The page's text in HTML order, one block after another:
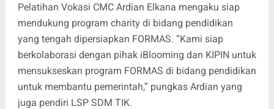
Pelatihan Vokasi CMC Ardian Elkana mengaku siap
mendukung program charity di bidang pendidikan
yang tengah dipersiapkan FORMAS. “Kami siap
berkolaborasi dengan pihak iBlooming dan KIPIN untuk
mensukseskan program FORMAS di bidang pendidikan
untuk membantu pemerintah,” pungkas Ardian yang
juga pendiri LSP SDM TIK.